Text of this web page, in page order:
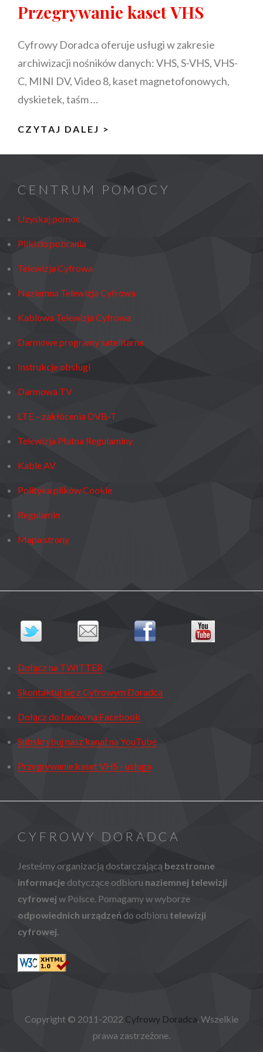
Przegrywanie kaset VHS
Cyfrowy Doradca oferuje usługi w zakresie
archiwizacji nośników danych: VHS, S-VHS, VHS-
C, MINI DV, Video 8, kaset magnetofonowych,
dyskietek, taśm …
CZYTAJ DALEJ >
CENTRUM POMOCY
Uzyskaj pomoc
Pliki do pobrania
Telewizja Cyfrowa
Naziemna Telewizja Cyfrowa
Kablowa Telewizja Cyfrowa
Darmowe programy satelitarne
Instrukcje obsługi
Darmowa TV
LTE – zakłócenia DVB-T
Telewizja Płatna Regulaminy
Kable AV
Polityka plików Cookie
Regulamin
Mapa strony
Dołącz na TWITTER
Skontaktuj się z Cyfrowym Doradcą
Dołącz do fanów na Facebook
Subskrybuj nasz kanał na YouTube
Przegrywanie kaset VHS - usługa
CYFROWY DORADCA
Jesteśmy organizacją dostarczającą bezstronne
informacje dotyczące odbioru naziemnej telewizji
cyfrowej w Polsce. Pomagamy w wyborze
odpowiednich urządzeń do odbioru telewizji
cyfrowej
Copyright © 2011-2022 Cyfrowy Doradca . Wszelkie
prawa zastrzeżone.